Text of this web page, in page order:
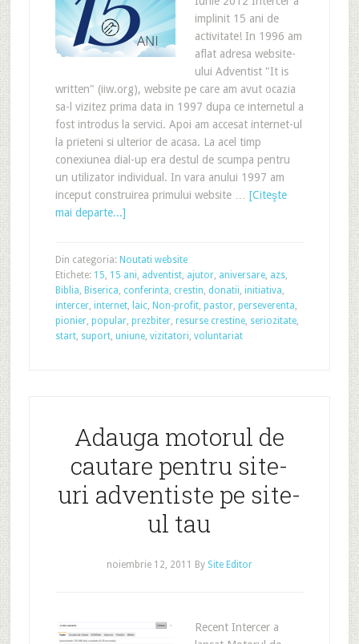
implinit 15 ani de
activitate! In 1996 am
aflat adresa website-
ului Adventist "It is
written" (iiw.org), website pe care am avut ocazia
sa-l vizitez prima data in 1997 dupa ce internetul a
fost introdus la servici. Apoi am accesat internet-ul
la prieteni si ulterior de acasa. La acel timp
conexiunea dial-up era destul de scumpa pentru
un utilizator individual. In vara anului 1997 am
inceput construirea primului website … [Citeşte
mai departe...]
Din categoria: Noutati website
Etichete: 15, 15 ani, adventist, ajutor, aniversare, azs,
Biblia, Biserica, conferinta, crestin, donatii, initiativa,
intercer, internet, laic, Non-profit, pastor, perseverenta,
pionier, popular, prezbiter, resurse crestine, seriozitate,
start, suport, uniune, vizitatori, voluntariat
Adauga motorul de
cautare pentru site-
uri adventiste pe site-
ul tau
noiembrie 12, 2011 By Site Editor
Recent Intercer a